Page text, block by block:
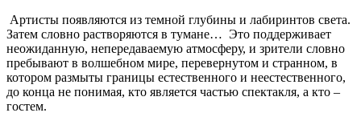
Артисты появляются из темной глубины и лабиринтов света.
Затем словно растворяются в тумане… Это поддерживает
неожиданную, непередаваемую атмосферу, и зрители словно
пребывают в волшебном мире, перевернутом и странном, в
котором размыты границы естественного и неестественного,
до конца не понимая, кто является частью спектакля, а кто –
гостем.